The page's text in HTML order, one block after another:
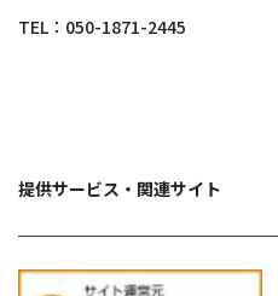
TEL： 050-1871-2445
提供サービス・関連サイト